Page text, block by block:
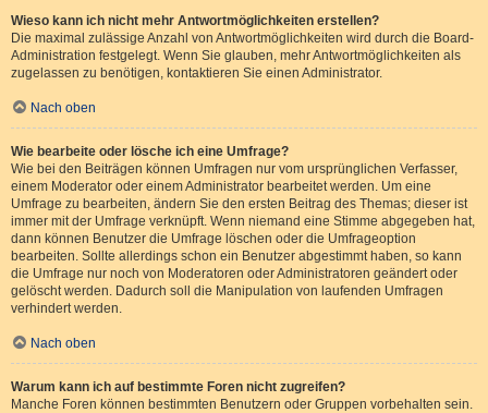
Wieso kann ich nicht mehr Antwortmöglichkeiten erstellen?
Die maximal zulässige Anzahl von Antwortmöglichkeiten wird durch die Board-
Administration festgelegt. Wenn Sie glauben, mehr Antwortmöglichkeiten als
zugelassen zu benötigen, kontaktieren Sie einen Administrator.
Nach oben
Wie bearbeite oder lösche ich eine Umfrage?
Wie bei den Beiträgen können Umfragen nur vom ursprünglichen Verfasser,
einem Moderator oder einem Administrator bearbeitet werden. Um eine
Umfrage zu bearbeiten, ändern Sie den ersten Beitrag des Themas; dieser ist
immer mit der Umfrage verknüpft. Wenn niemand eine Stimme abgegeben hat,
dann können Benutzer die Umfrage löschen oder die Umfrageoption
bearbeiten. Sollte allerdings schon ein Benutzer abgestimmt haben, so kann
die Umfrage nur noch von Moderatoren oder Administratoren geändert oder
gelöscht werden. Dadurch soll die Manipulation von laufenden Umfragen
verhindert werden.
Nach oben
Warum kann ich auf bestimmte Foren nicht zugreifen?
Manche Foren können bestimmten Benutzern oder Gruppen vorbehalten sein.